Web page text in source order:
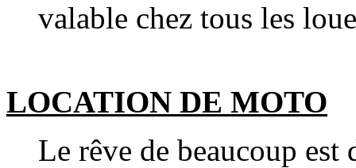
valable chez tous les
LOCATION DE MOTO
Le rêve de beaucoup